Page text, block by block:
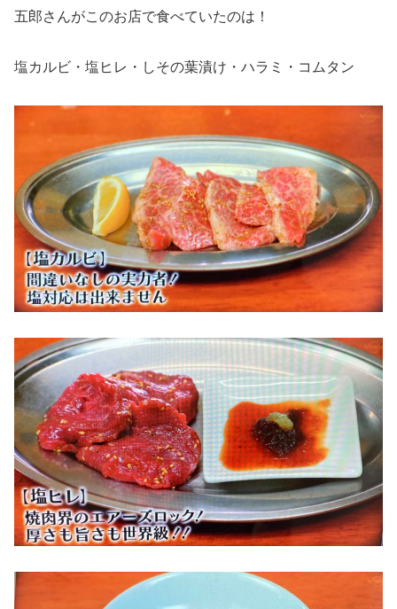
五郎さんがこのお店で食べていたのは！
塩カルビ・塩ヒレ・しその葉漬け・ハラミ・コムタン